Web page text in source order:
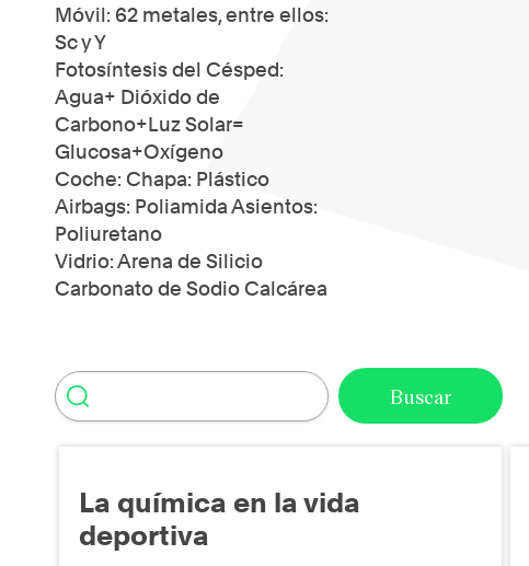
Móvil: 62 metales, entre ellos:
Sc y Y
Fotosíntesis del Césped:
Agua+ Dióxido de
Carbono+Luz Solar=
Glucosa+Oxígeno
Coche: Chapa: Plástico
Airbags: Poliamida Asientos:
Poliuretano
Vidrio: Arena de Silicio
Carbonato de Sodio Calcárea
La química en la vida
deportiva